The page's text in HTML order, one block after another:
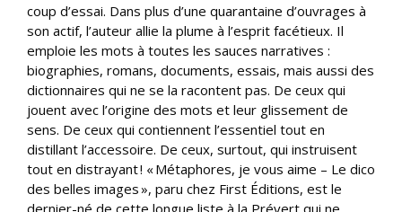
coup d’essai. Dans plus d’une quarantaine d’ouvrages à
son actif, l’auteur allie la plume à l’esprit facétieux. Il
emploie les mots à toutes les sauces narratives :
biographies, romans, documents, essais, mais aussi des
dictionnaires qui ne se la racontent pas. De ceux qui
jouent avec l’origine des mots et leur glissement de
sens. De ceux qui contiennent l’essentiel tout en
distillant l’accessoire. De ceux, surtout, qui instruisent
tout en distrayant ! « Métaphores, je vous aime – Le dico
des belles images », paru chez First Éditions, est le
dernier-né de cette longue liste à la Prévert qui ne